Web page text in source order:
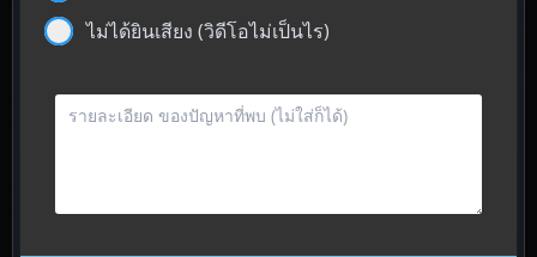
ไม่ได้ยินเสียง (วิดีโอไม่เป็นไร)